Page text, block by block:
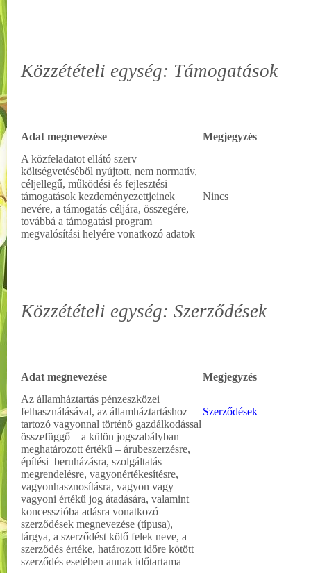
Közzétételi egység: Támogatások
Adat megnevezése
Megjegyzés
A közfeladatot ellátó szerv
költségvetéséből nyújtott, nem normatív,
céljellegű, működési és fejlesztési
támogatások kezdeményezettjeinek
nevére, a támogatás céljára, összegére,
továbbá a támogatási program
megvalósítási helyére vonatkozó adatok
Nincs
Közzétételi egység: Szerződések
Adat megnevezése
Megjegyzés
Az államháztartás pénzeszközei
felhasználásával, az államháztartáshoz
tartozó vagyonnal történő gazdálkodással
összefüggő – a külön jogszabályban
meghatározott értékű – árubeszerzésre,
építési beruházásra, szolgáltatás
megrendelésre, vagyonértékesítésre,
vagyonhasznosításra, vagyon vagy
vagyoni értékű jog átadására, valamint
koncesszióba adásra vonatkozó
szerződések megnevezése (típusa),
tárgya, a szerződést kötő felek neve, a
szerződés értéke, határozott időre kötött
szerződés esetében annak időtartama
Szerződések